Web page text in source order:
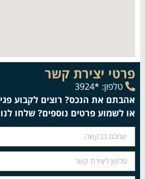
פרטי יצירת קשר
טלפון: *3924
אהבתם את הנכס? רוצים לקבוע
או לשמוע פרטים נוספים? שלחו